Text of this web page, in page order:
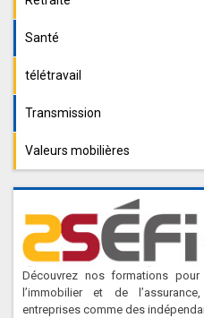
Santé
télétravail
Transmission
Valeurs mobilières
Découvrez nos formations
l’immobilier et de
entreprises comme des